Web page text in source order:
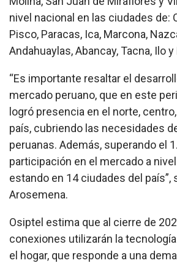
nivel nacional en las ciudades de:
Pisco, Paracas, Ica, Marcona,
Andahuaylas, Abancay, Tacna, Ilo
“Es importante resaltar el
mercado peruano, que en este
logró presencia en el norte,
país, cubriendo las necesidades
peruanas. Además, superando el
participación en el mercado a
estando en 14 ciudades del país”,
Arosemena.
Osiptel estima que al cierre de
conexiones utilizarán la
el hogar, que responde a una